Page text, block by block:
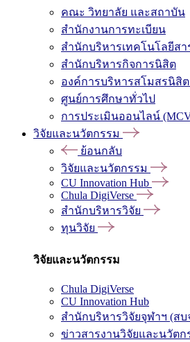
คณะ วิทยาลัย และสถาบัน
สำนักงานการทะเบียน
สำนักบริหารเทคโนโลยีสา
สำนักบริหารกิจการนิสิต
องค์การบริหารสโมสรนิสิ
ศูนย์การศึกษาทั่วไป
การประเมินออนไลน์
วิจัยและนวัตกรรม
ย้อนกลับ
วิจัยและนวัตกรรม
CU Innovation Hub
Chula DigiVerse
สำนักบริหารวิจัย
ทุนวิจัย
วิจัยและนวัตกรรม
Chula DigiVerse
CU Innovation Hub
สำนักบริหารวิจัยจุฬาฯ (สบ
ข่าวสารงานวิจัยและนวัตก